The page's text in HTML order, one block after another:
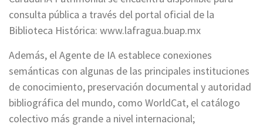
consulta pública a través del portal oficial de la
Biblioteca Histórica: www.lafragua.buap.mx
Además, el Agente de IA establece conexiones
semánticas con algunas de las principales instituciones
de conocimiento, preservación documental y autoridad
bibliográfica del mundo, como WorldCat, el catálogo
colectivo más grande a nivel internacional;